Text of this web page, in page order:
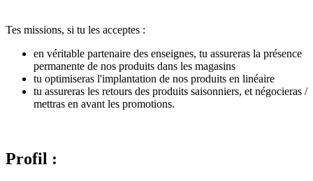
Tes missions, si tu les acceptes :
en véritable partenaire des enseignes, tu assureras la présence
permanente de nos produits dans les magasins
tu optimiseras l'implantation de nos produits en linéaire
tu assureras les retours des produits saisonniers, et négocieras /
mettras en avant les promotions.
Profil :